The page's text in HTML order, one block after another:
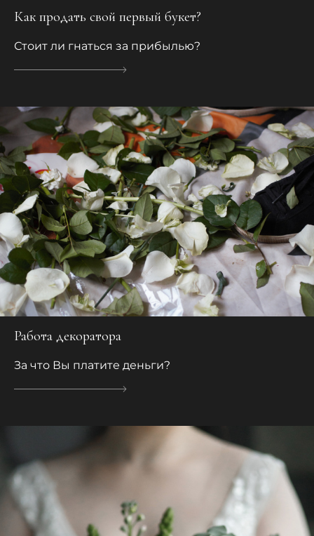
Как продать свой первый букет?
Стоит ли гнаться за прибылью?
Работа декоратора
За что Вы платите деньги?